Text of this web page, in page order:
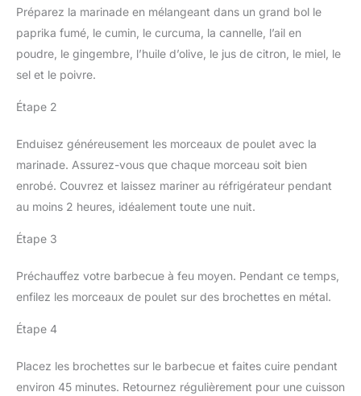
Préparez la marinade en mélangeant dans un grand bol le
paprika fumé, le cumin, le curcuma, la cannelle, l’ail en
poudre, le gingembre, l’huile d’olive, le jus de citron, le miel, le
sel et le poivre.
Étape 2
Enduisez généreusement les morceaux de poulet avec la
marinade. Assurez-vous que chaque morceau soit bien
enrobé. Couvrez et laissez mariner au réfrigérateur pendant
au moins 2 heures, idéalement toute une nuit.
Étape 3
Préchauffez votre barbecue à feu moyen. Pendant ce temps,
enfilez les morceaux de poulet sur des brochettes en métal.
Étape 4
Placez les brochettes sur le barbecue et faites cuire pendant
environ 45 minutes. Retournez régulièrement pour une cuisson